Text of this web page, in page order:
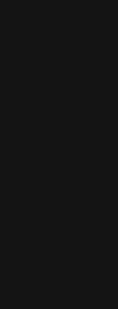
FlyCart 30